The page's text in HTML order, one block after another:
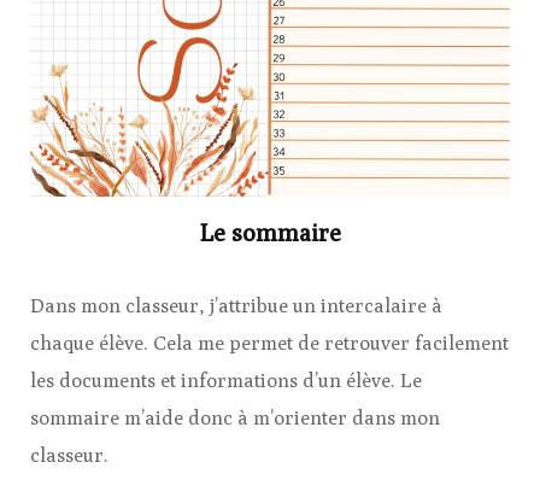
Le sommaire
Dans mon classeur, j’attribue un intercalaire à
chaque élève. Cela me permet de retrouver facilement
les documents et informations d’un élève. Le
sommaire m’aide donc à m’orienter dans mon
classeur.